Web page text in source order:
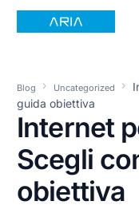
Blog Uncategorized
guida obiettiva
Internet
Scegli
obiettiva